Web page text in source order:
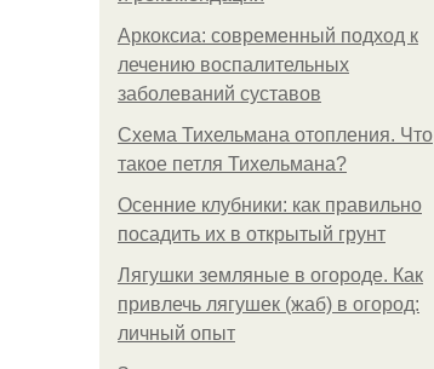
Аркоксиа: современный подход к
лечению воспалительных
заболеваний суставов
Схема Тихельмана отопления. Что
такое петля Тихельмана?
Осенние клубники: как правильно
посадить их в открытый грунт
Лягушки земляные в огороде. Как
привлечь лягушек (жаб) в огород:
личный опыт